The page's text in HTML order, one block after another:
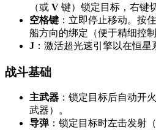
（或 V 键）锁定目标，右键
空格键 ：立即停止移动。按住
船方向的绑定（便于精细控制
J ：激活超光速引擎以在恒星
战斗基础
主武器 ：锁定目标后自动开
武器）。
导弹：锁定目标时左击发射